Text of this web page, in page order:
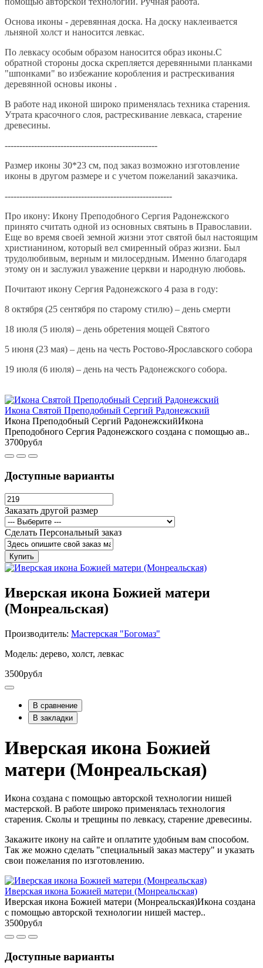
Основа иконы - деревянная доска. На доску наклеивается
льняной холст и наносится левкас.
По левкасу особым образом наносится образ иконы.С
обратной стороны доска скрепляется деревянными планками
"шпонками" во избежание коробления и растрескивания
деревянной основы иконы .
В работе над иконой широко применялась техника старения.
Утрата красочного слоя, растрескивание левкаса, старение
древесины.
----------------------------------------------------
Размер иконы 30*23 см, под заказ возможно изготовление
иконы в другом размере и с учетом пожеланий заказчика.
---------------------------------------------------------
Про икону: Икону Преподобного Сергия Радонежского
принято считать одной из основных святынь в Православии.
Еще во время своей земной жизни этот святой был настоящим
христианином, который вел смиренный образ жизни. Был
трудолюбивым, верным и милосердным. Именно благодаря
этому он и заслужил уважение церкви и народную любовь.
Почитают икону Сергия Радонежского 4 раза в году:
8 октября (25 сентября по старому стилю) – день смерти
18 июля (5 июля) – день обретения мощей Святого
5 июня (23 мая) – день на честь Ростово-Ярославского собора
19 июля (6 июля) – день на честь Радонежского собора.
Икона Святой Преподобный Сергий Радонежский
Икона Преподобный Сергий РадонежскийИкона
Преподобного Сергия Радонежского создана с помощью ав..
3700рубл
Доступные варианты
Заказать другой размер
Сделать Персональный заказ
Купить
Иверская икона Божией матери
(Монреальская)
Производитель: Мастерская "Богомаз"
Модель: дерево, холст, левкас
3500рубл
В сравнение
В закладки
Иверская икона Божией
матери (Монреальская)
Икона создана с помощью авторской технологии нишей
мастерской. В работе широко применялась технология
старения. Сколы и трещины по левкасу, старение древесины.
Закажите икону на сайте и оплатите удобным вам способом.
Так же можно сделать "специальный заказ мастеру" и указать
свои пожелания по изготовлению.
Иверская икона Божией матери (Монреальская)
Иверская икона Божией матери (Монреальская)Икона создана
с помощью авторской технологии нишей мастер..
3500рубл
Доступные варианты